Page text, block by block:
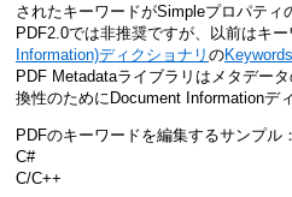
されたキーワードがSimpleプロパティ
PDF2.0では非推奨ですが、以前はキー
Information)ディクショナリ のKeywords
PDF Metadataライブラリはメタデー
換性のためにDocument Informationデ
PDFのキーワードを編集するサンプル：
C#
C/C++